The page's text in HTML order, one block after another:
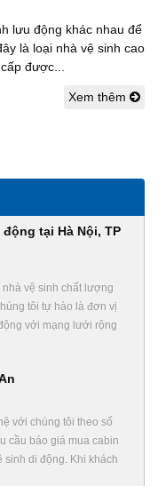
lưu động khác nhau để
là loại nhà vệ sinh cao
được...
Xem thêm
tại Hà Nội, TP
vệ sinh chất lượng
tôi tự hào là đơn vị
với mạng lưới rộng
với chúng tôi theo số
cầu báo giá mua cabin
sinh di động. Khi khách